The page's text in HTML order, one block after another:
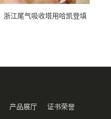
浙江尾气吸收塔用哈凯登填
产品展厅 证书荣誉